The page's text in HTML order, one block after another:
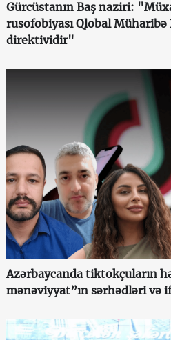
Gürcüstanın Baş naziri:
rusofobiyası Qlobal Müharibə
direktividir"
Azərbaycanda tiktokçuların
mənəviyyat”ın sərhədləri və